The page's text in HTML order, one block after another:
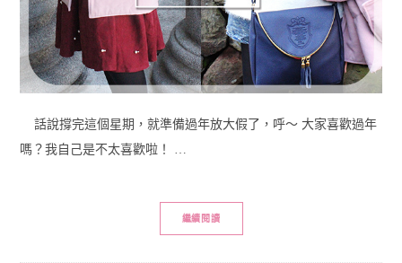
話說撐完這個星期，就準備過年放大假了，呼～ 大家喜歡過年
嗎？我自己是不太喜歡啦！ …
繼續閱讀